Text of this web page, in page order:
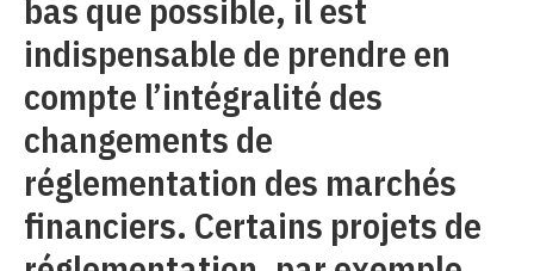
bas que possible, il est
indispensable de prendre en
compte l’intégralité des
changements de
réglementation des marchés
financiers. Certains projets de